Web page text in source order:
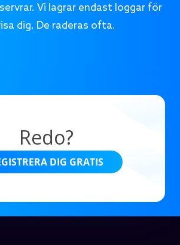
Vi lagrar endast loggar för
dig. De raderas ofta.
Redo?
DIG GRATIS